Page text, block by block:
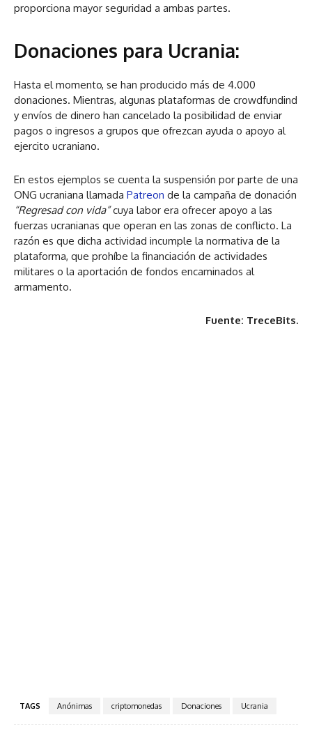
proporciona mayor seguridad a ambas partes.
Donaciones para Ucrania:
Hasta el momento, se han producido más de 4.000
donaciones. Mientras, algunas plataformas de crowdfundind
y envíos de dinero han cancelado la posibilidad de enviar
pagos o ingresos a grupos que ofrezcan ayuda o apoyo al
ejercito ucraniano.
En estos ejemplos se cuenta la suspensión por parte de una
ONG ucraniana llamada Patreon de la campaña de donación
“Regresad con vida”cuya labor era ofrecer apoyo a las
fuerzas ucranianas que operan en las zonas de conflicto. La
razón es que dicha actividad incumple la normativa de la
plataforma, que prohíbe la financiación de actividades
militares o la aportación de fondos encaminados al
armamento.
Fuente: TreceBits.
TAGS Anónimas criptomonedas Donaciones Ucrania